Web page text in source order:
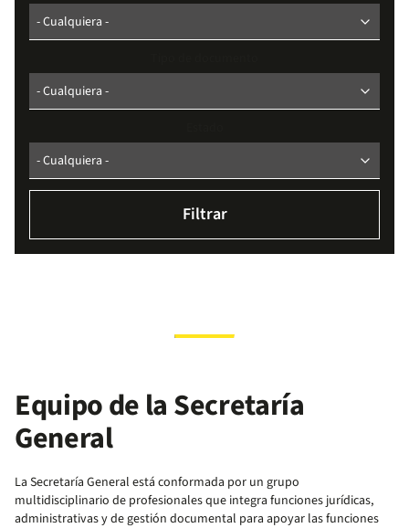
Equipo de la Secretaría
General
La Secretaría General está conformada por un grupo
multidisciplinario de profesionales que integra funciones jurídicas,
administrativas y de gestión documental para apoyar las funciones